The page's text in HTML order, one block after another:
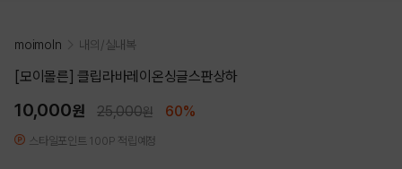
moimoln 내의/실내복
[모이몰른] 클립라바레이온싱글스판상하
10,000원 25,000원 60%
스타일포인트 100P 적립예정